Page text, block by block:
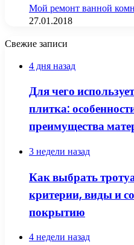
Мой ремонт ванной
27.01.2018
Свежие записи
4 дня назад
Для чего
плитка:
преимущества
3 недели назад
Как выбрать
критерии, виды и
покрытию
4 недели назад